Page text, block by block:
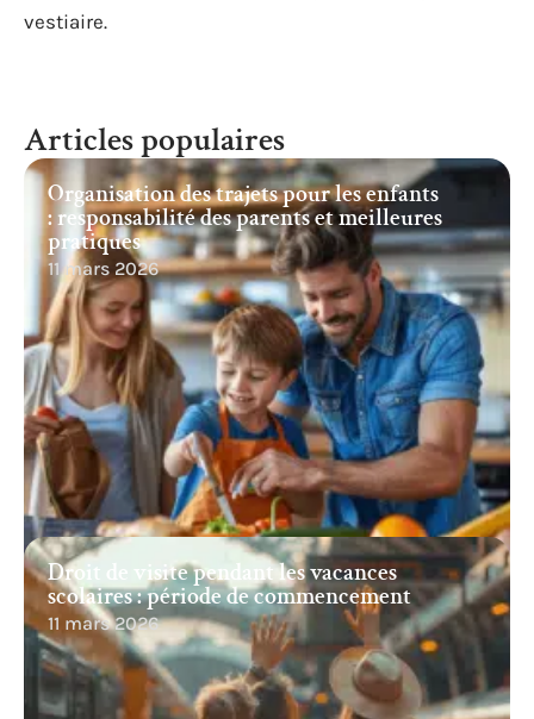
vestiaire.
Articles populaires
Organisation des trajets pour les enfants
: responsabilité des parents et meilleures
pratiques
11 mars 2026
Droit de visite pendant les vacances
scolaires : période de commencement
11 mars 2026